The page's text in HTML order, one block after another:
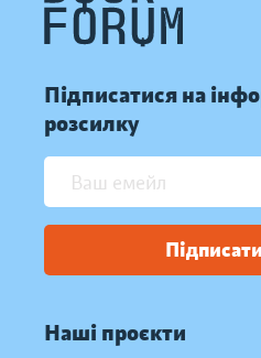
Підписатися на
розсилку
Наші проєкти